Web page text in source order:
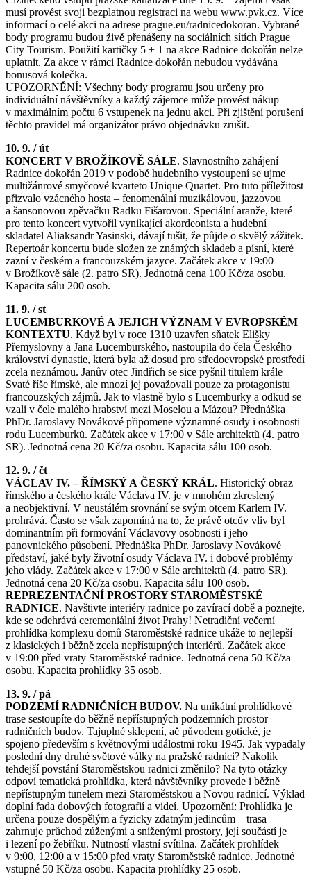
musí provést svoji bezplatnou registraci na webu www.pvk.cz. Více
informací o celé akci na adrese prague.eu/radnicedokoran. Vybrané
body programu budou živě přenášeny na sociálních sítích Prague
City Tourism. Použití kartičky 5 + 1 na akce Radnice dokořán nelze
uplatnit. Za akce v rámci Radnice dokořán nebudou vydávána
bonusová kolečka.
UPOZORNĚNÍ: Všechny body programu jsou určeny pro
individuální návštěvníky a každý zájemce může provést nákup
v maximálním počtu 6 vstupenek na jednu akci. Při zjištění porušení
těchto pravidel má organizátor právo objednávku zrušit.
10. 9. / út
KONCERT V BROŽÍKOVĚ SÁLE. Slavnostního zahájení
Radnice dokořán 2019 v podobě hudebního vystoupení se ujme
multižánrové smyčcové kvarteto Unique Quartet. Pro tuto příležitost
přizvalo vzácného hosta – fenomenální muzikálovou, jazzovou
a šansonovou zpěvačku Radku Fišarovou. Speciální aranže, které
pro tento koncert vytvořil vynikající akordeonista a hudební
skladatel Aliaksandr Yasinski, dávají tušit, že půjde o skvělý zážitek.
Repertoár koncertu bude složen ze známých skladeb a písní, které
zazní v českém a francouzském jazyce. Začátek akce v 19:00
v Brožíkově sále (2. patro SR). Jednotná cena 100 Kč/za osobu.
Kapacita sálu 200 osob.
11. 9. / st
LUCEMBURKOVÉ A JEJICH VÝZNAM V EVROPSKÉM
KONTEXTU. Když byl v roce 1310 uzavřen sňatek Elišky
Přemyslovny a Jana Lucemburského, nastoupila do čela Českého
království dynastie, která byla až dosud pro středoevropské prostředí
zcela neznámou. Janův otec Jindřich se sice pyšnil titulem krále
Svaté říše římské, ale mnozí jej považovali pouze za protagonistu
francouzských zájmů. Jak to vlastně bylo s Lucemburky a odkud se
vzali v čele malého hrabství mezi Moselou a Mázou? Přednáška
PhDr. Jaroslavy Novákové připomene významné osudy i osobnosti
rodu Lucemburků. Začátek akce v 17:00 v Sále architektů (4. patro
SR). Jednotná cena 20 Kč/za osobu. Kapacita sálu 100 osob.
12. 9. / čt
VÁCLAV IV. – ŘÍMSKÝ A ČESKÝ KRÁL. Historický obraz
římského a českého krále Václava IV. je v mnohém zkreslený
a neobjektivní. V neustálém srovnání se svým otcem Karlem IV.
prohrává. Často se však zapomíná na to, že právě otcův vliv byl
dominantním při formování Václavovy osobnosti i jeho
panovnického působení. Přednáška PhDr. Jaroslavy Novákové
představí, jaké byly životní osudy Václava IV. i dobové problémy
jeho vlády. Začátek akce v 17:00 v Sále architektů (4. patro SR).
Jednotná cena 20 Kč/za osobu. Kapacita sálu 100 osob.
REPREZENTAČNÍ PROSTORY STAROMĚSTSKÉ
RADNICE. Navštivte interiéry radnice po zavírací době a poznejte,
kde se odehrává ceremoniální život Prahy! Netradiční večerní
prohlídka komplexu domů Staroměstské radnice ukáže to nejlepší
z klasických i běžně zcela nepřístupných interiérů. Začátek akce
v 19:00 před vraty Staroměstské radnice. Jednotná cena 50 Kč/za
osobu. Kapacita prohlídky 35 osob.
13. 9. / pá
PODZEMÍ RADNIČNÍCH BUDOV. Na unikátní prohlídkové
trase sestoupíte do běžně nepřístupných podzemních prostor
radničních budov. Tajuplné sklepení, ač původem gotické, je
spojeno především s květnovými událostmi roku 1945. Jak vypadaly
poslední dny druhé světové války na pražské radnici? Nakolik
tehdejší povstání Staroměstskou radnici změnilo? Na tyto otázky
odpoví tematická prohlídka, která návštěvníky provede i běžně
nepřístupným tunelem mezi Staroměstskou a Novou radnicí. Výklad
doplní řada dobových fotografií a videí. Upozornění: Prohlídka je
určena pouze dospělým a fyzicky zdatným jedincům – trasa
zahrnuje průchod zúženými a sníženými prostory, její součástí je
i lezení po žebříku. Nutností vlastní svítilna. Začátek prohlídek
v 9:00, 12:00 a v 15:00 před vraty Staroměstské radnice. Jednotné
vstupné 50 Kč/za osobu. Kapacita prohlídky 25 osob.